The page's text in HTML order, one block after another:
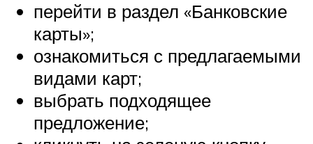
перейти в раздел «Банковские
карты»;
ознакомиться с предлагаемыми
видами карт;
выбрать подходящее
предложение;